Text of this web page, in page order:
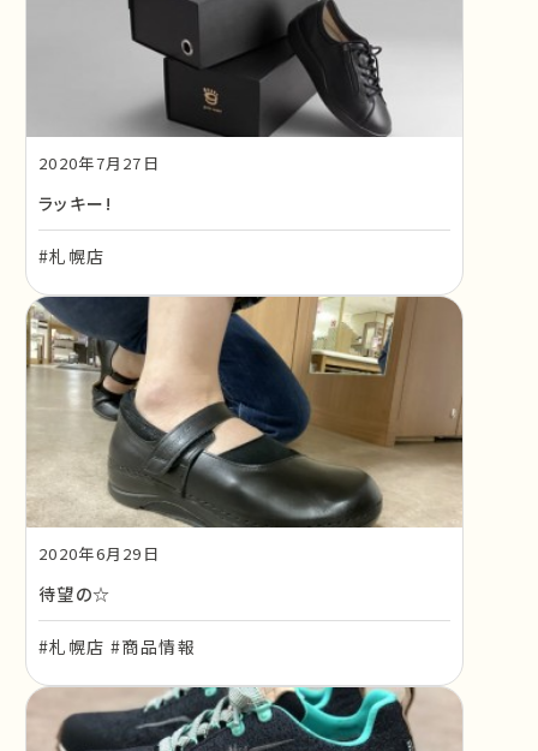
2020年7月27日
ラッキー!
#札幌店
2020年6月29日
待望の☆
#札幌店 #商品情報